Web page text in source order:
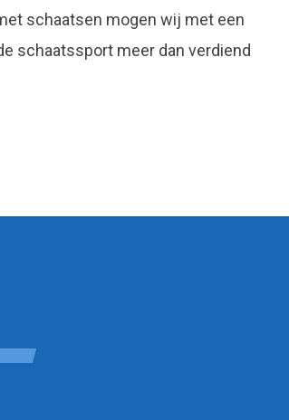
schaatsen mogen wij met een
schaatssport meer dan verdiend